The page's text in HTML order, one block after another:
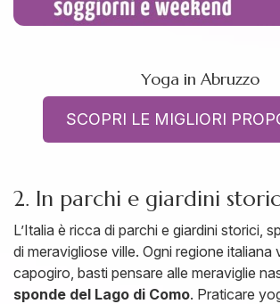
Yoga in Abruzzo
SCOPRI LE MIGLIORI
2. In parchi e giardini
L’Italia è ricca di parchi e giardini storici,
di meravigliose ville. Ogni regione italiana
capogiro, basti pensare alle meraviglie
sponde del Lago di Como. Praticare